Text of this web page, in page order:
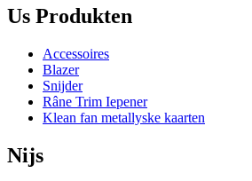
Us Produkten
Accessoires
Blazer
Snijder
Râne Trim Iepener
Klean fan metallyske kaarten
Nijs